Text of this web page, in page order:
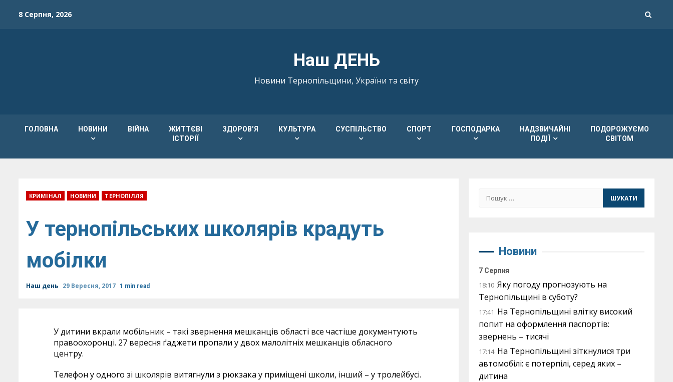
8 Серпня, 2026
Наш ДЕНЬ
Новини Тернопільщини, України та світу
ГОЛОВНА НОВИНИ ВІЙНА
ЖИТТЄВІ
ІСТОРІЇ
ЗДОРОВ’Я КУЛЬТУРА СУСПІЛЬСТВО СПОРТ ГОСПОДАРКА
НАДЗВИЧАЙНІ
ПОДІЇ
ПОДОРОЖУЄМО
СВІТОМ
КРИМІНАЛ НОВИНИ ТЕРНОПІЛЛЯ
У тернопільських школярів крадуть
мобілки
Наш день 29 Вересня, 2017 1 min read
У дитини вкрали мобільник – такі звернення мешканців області все частіше документують
правоохоронці. 27 вересня ґаджети пропали у двох малолітніх мешканців обласного
центру.
Телефон у одного зі школярів витягнули з рюкзака у приміщені школи, інший – у тролейбусі.
Пошук:
Новини
7 Серпня
18:10 Яку погоду прогнозують на
Тернопільщині в суботу?
17:41 На Тернопільщині влітку високий
попит на оформлення паспортів:
звернень – тисячі
17:14 На Тернопільщині зіткнулися три
автомобілі: є потерпілі, серед яких –
дитина